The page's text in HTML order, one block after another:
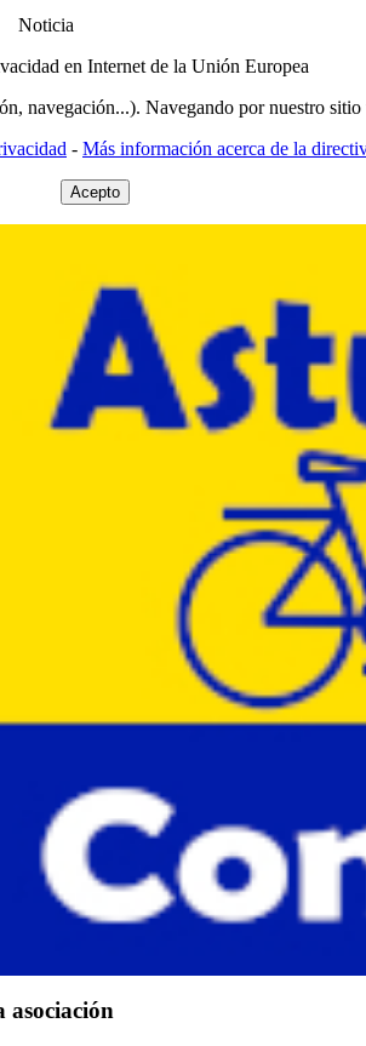
Noticia
en Internet de la Unión Europea
navegación...). Navegando por nuestro
- Más información acerca de la
Acepto
asociación